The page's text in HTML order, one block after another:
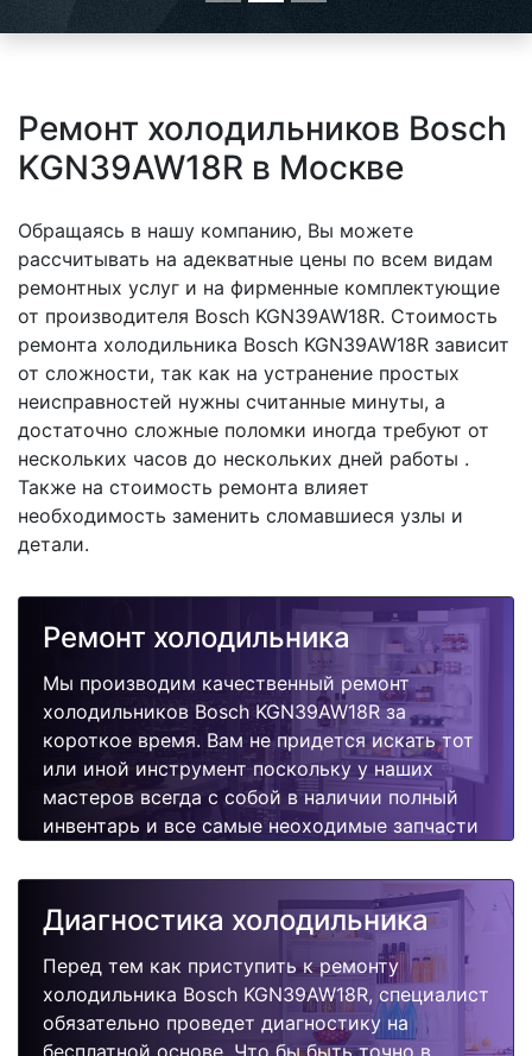
Ремонт холодильников Bosch
KGN39AW18R в Москве
Обращаясь в нашу компанию, Вы можете
рассчитывать на адекватные цены по всем видам
ремонтных услуг и на фирменные комплектующие
от производителя Bosch KGN39AW18R. Стоимость
ремонта холодильника Bosch KGN39AW18R зависит
от сложности, так как на устранение простых
неисправностей нужны считанные минуты, а
достаточно сложные поломки иногда требуют от
нескольких часов до нескольких дней работы .
Также на стоимость ремонта влияет
необходимость заменить сломавшиеся узлы и
детали.
Ремонт холодильника
Мы производим качественный ремонт
холодильников Bosch KGN39AW18R за
короткое время. Вам не придется искать тот
или иной инструмент поскольку у наших
мастеров всегда с собой в наличии полный
инвентарь и все самые неоходимые запчасти
быстро, качественно и недорого.
Диагностика холодильника
Перед тем как приступить к ремонту
холодильника Bosch KGN39AW18R, специалист
обязательно проведет диагностику на